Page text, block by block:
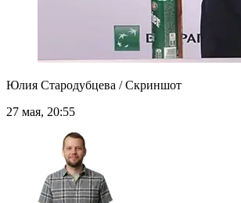
Юлия Стародубцева / Скриншот
27 мая, 20:55